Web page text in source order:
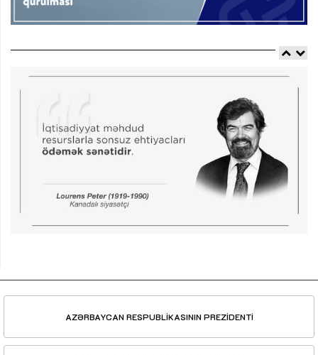
AZƏRBAYCAN RESPUBLİKASININ PREZİDENTİ